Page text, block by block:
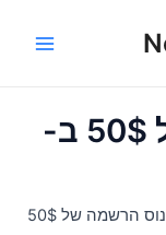
קבל בונוס הרשמה של 50$ ב-
קבל בונוס הרשמה של 50$